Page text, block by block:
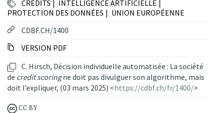
CRÉDITS
INTELLIGENCE ARTIFICIELLE
PROTECTION DES DONNÉES
UNION EUROPÉENNE
CDBF.CH/1400
VERSION PDF
C. Hirsch, Décision individuelle automatisée : La société
de credit scoringne doit pas divulguer son algorithme, mais
doit l’expliquer, (03 mars 2025) <https://cdbf.ch/fr/1400/>
CC BY